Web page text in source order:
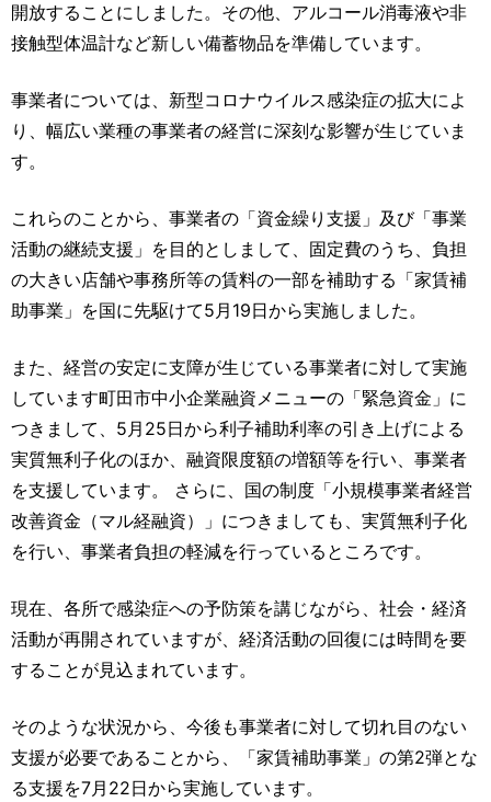
開放することにしました。その他、アルコール消毒液や非
接触型体温計など新しい備蓄物品を準備しています。
事業者については、新型コロナウイルス感染症の拡大によ
り、幅広い業種の事業者の経営に深刻な影響が生じていま
す。
これらのことから、事業者の「資金繰り支援」及び「事業
活動の継続支援」を目的としまして、固定費のうち、負担
の大きい店舗や事務所等の賃料の一部を補助する「家賃補
助事業」を国に先駆けて5月19日から実施しました。
また、経営の安定に支障が生じている事業者に対して実施
しています町田市中小企業融資メニューの「緊急資金」に
つきまして、5月25日から利子補助利率の引き上げによる
実質無利子化のほか、融資限度額の増額等を行い、事業者
を支援しています。 さらに、国の制度「小規模事業者経営
改善資金（マル経融資）」につきましても、実質無利子化
を行い、事業者負担の軽減を行っているところです。
現在、各所で感染症への予防策を講じながら、社会・経済
活動が再開されていますが、経済活動の回復には時間を要
することが見込まれています。
そのような状況から、今後も事業者に対して切れ目のない
支援が必要であることから、「家賃補助事業」の第2弾とな
る支援を7月22日から実施しています。